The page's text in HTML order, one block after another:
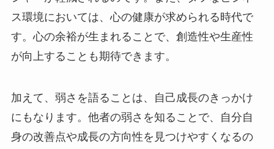
ス環境においては、心の健康が求められる時代で
す。心の余裕が生まれることで、創造性や生産性
が向上することも期待できます。
加えて、弱さを語ることは、自己成長のきっかけ
にもなります。他者の弱さを知ることで、自分自
身の改善点や成長の方向性を見つけやすくなるの